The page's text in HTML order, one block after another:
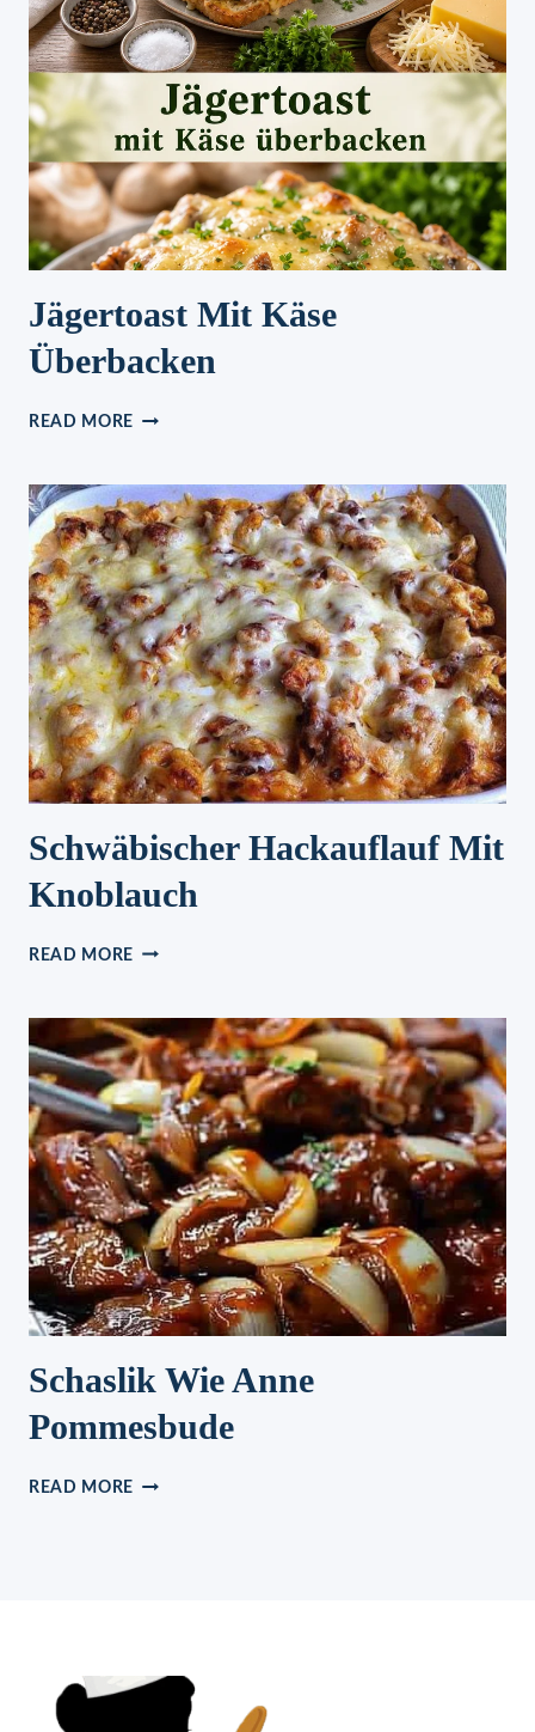
DASS
BROT
DAS
ALLE
VERRÜCKT
MACHT!
Jägertoast Mit Käse
Überbacken
READ MORE JÄGERTOAST
ÜBERBACKEN
Schwäbischer Hackauflauf Mit
Knoblauch
READ MORE SCHWÄBISCHER
KNOBLAUCH
Schaslik Wie Anne
Pommesbude
READ MORE SCHASLIK